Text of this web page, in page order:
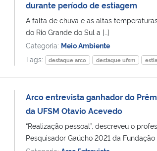
durante período de estiagem
A falta de chuva e as altas
do Rio Grande do Sul a […]
Categoria: Meio Ambiente
Tags:
destaque arco destaque ufsm
Arco entrevista ganhador do
da UFSM Otavio Acevedo
“Realização pessoal”, descreveu o
Pesquisador Gaúcho 2021 da